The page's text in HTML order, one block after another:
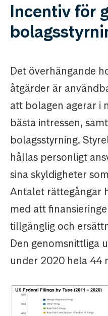
Incentiv för
Det överhängande
åtgärder är
att bolagen agerar i
bästa intressen,
bolagsstyrning.
hållas personligt
sina skyldigheter
Antalet rättegångar
med att
tillgänglig och
Den genomsnittliga
under 2020 hela